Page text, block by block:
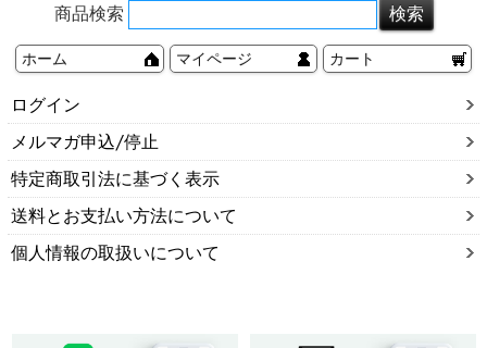
商品検索
ホーム マイページ カート
ログイン
メルマガ申込/停止
特定商取引法に基づく表示
送料とお支払い方法について
個人情報の取扱いについて